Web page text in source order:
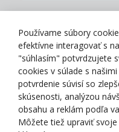
O NÁS
NAKUPOVANIE
Používame súbory
efektívne interagovať s
"súhlasím" potvrdzujete
cookies v súlade s
potvrdenie súvisí so
skúsenosti, analýzou
obsahu a reklám podľa
Môžete tiež upraviť